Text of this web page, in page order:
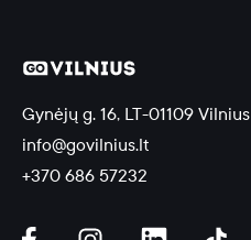
Gynėjų g. 16, LT-01109 Vilnius
info@govilnius.lt
+370 686 57232